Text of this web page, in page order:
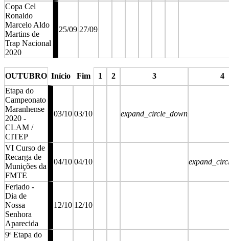
Copa Cel
Ronaldo
Marcelo Aldo
Martins de
Trap Nacional
2020
25/09 27/09
OUTUBRO Início Fim 1 2 3
4
Etapa do
Campeonato
Maranhense
2020 -
CLAM /
CITEP
03/10 03/10 expand_circle_down
VI Curso de
Recarga de
Munições da
FMTE
04/10 04/10
Feriado -
Dia de
Nossa
Senhora
Aparecida
12/10 12/10
9ª Etapa do